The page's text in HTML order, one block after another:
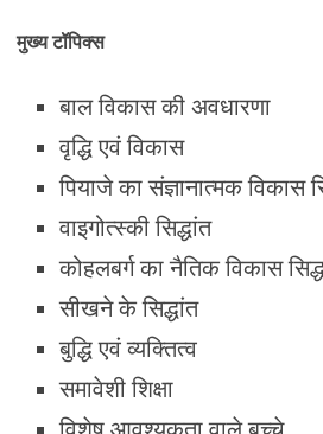
मुख्य टॉपिक्स
बाल विकास की अवधारणा
वृद्धि एवं विकास
पियाजे का संज्ञानात्मक विकास
वाइगोत्स्की सिद्धांत
कोहलबर्ग का नैतिक विकास
सीखने के सिद्धांत
बुद्धि एवं व्यक्तित्व
समावेशी शिक्षा